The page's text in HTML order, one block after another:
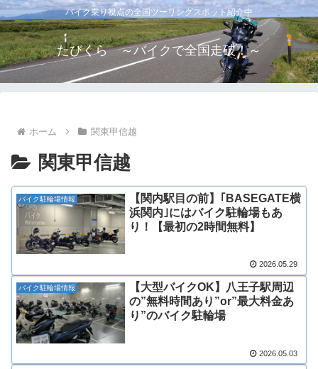
バイク乗り視点の全国ツーリングスポット紹介中
たびくら ～バイクで全国走破！～
ホーム 関東甲信越
関東甲信越
バイク駐輪場情報
【関内駅目の前】｢BASEGATE横
浜関内｣にはバイク駐輪場もあ
り！【最初の2時間無料】
2026.05.29
バイク駐輪場情報
【大型バイクOK】八王子駅周辺
の”無料時間あり”or”最大料金あ
り”のバイク駐輪場
2026.05.03